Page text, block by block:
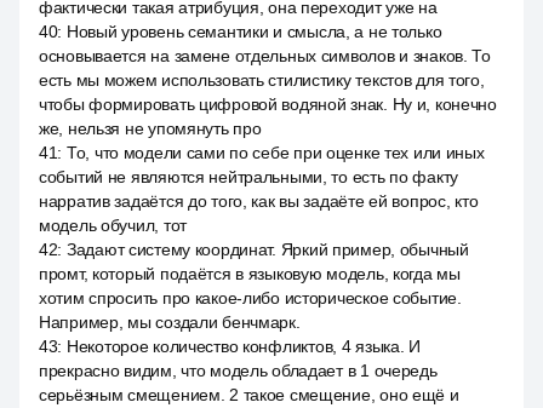
фактически такая атрибуция, она переходит уже на
40: Новый уровень семантики и смысла, а не только
основывается на замене отдельных символов и знаков. То
есть мы можем использовать стилистику текстов для того,
чтобы формировать цифровой водяной знак. Ну и, конечно
же, нельзя не упомянуть про
41: То, что модели сами по себе при оценке тех или иных
событий не являются нейтральными, то есть по факту
нарратив задаётся до того, как вы задаёте ей вопрос, кто
модель обучил, тот
42: Задают систему координат. Яркий пример, обычный
промт, который подаётся в языковую модель, когда мы
хотим спросить про какое-либо историческое событие.
Например, мы создали бенчмарк.
43: Некоторое количество конфликтов, 4 языка. И
прекрасно видим, что модель обладает в 1 очередь
серьёзным смещением. 2 такое смещение, оно ещё и